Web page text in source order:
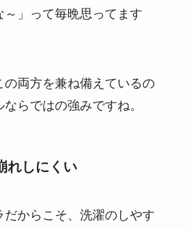
～」って毎晩思ってます
の両方を兼ね備えているの
らではの強みですね。
れしにくい
からこそ、洗濯のしやす